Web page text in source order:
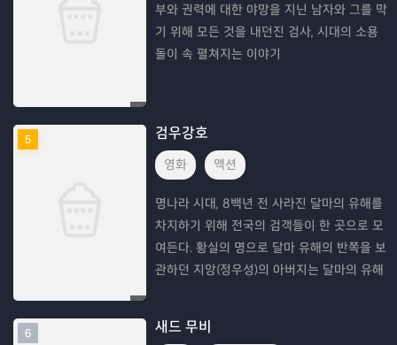
부와 권력에 대한 야망을 지닌 남자와 그를 막
기 위해 모든 것을 내던진 검사, 시대의 소용
돌이 속 펼쳐지는 이야기
5 검우강호
영화 액션
명나라 시대, 8백년 전 사라진 달마의 유해를
차지하기 위해 전국의 검객들이 한 곳으로 모
여든다. 황실의 명으로 달마 유해의 반쪽을 보
관하던 지앙(정우성)의 아버지는 달마의 유해
하며
6 새드 무비